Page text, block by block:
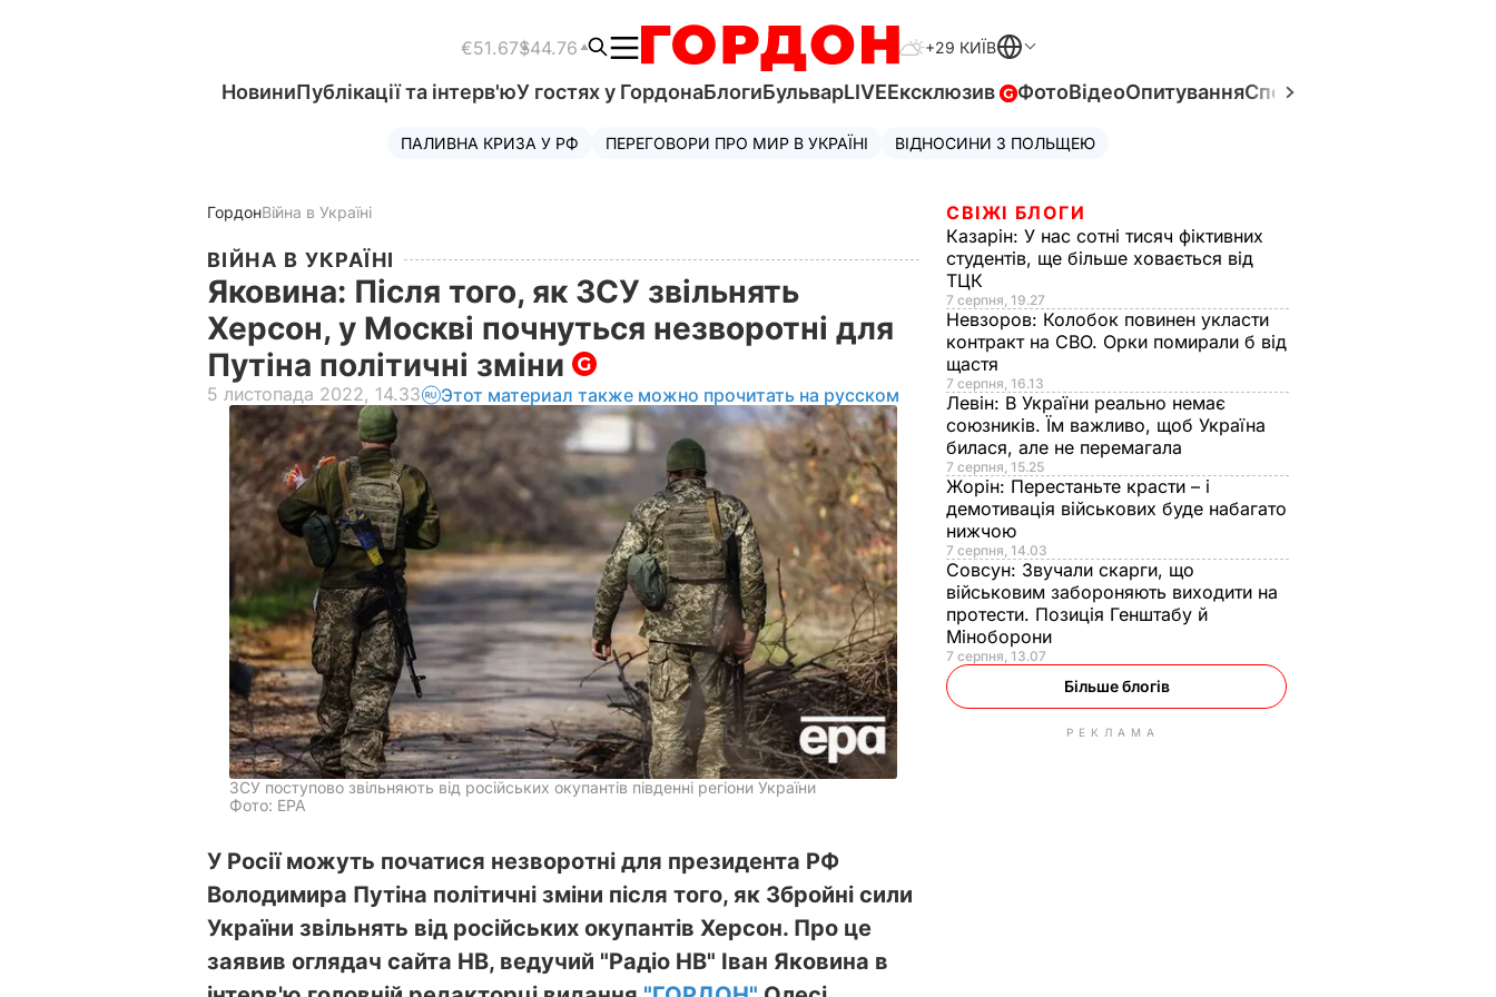
€51.67$44.76 +29 КИЇВ
НовиниПублікації та інтерв'юУ гостях у ГордонаБлогиБульварLIVEЕксклюзив ФотоВідеоОпитуванняСпецпроєкти
ПАЛИВНА КРИЗА У РФ ПЕРЕГОВОРИ ПРО МИР В УКРАЇНІ ВІДНОСИНИ З ПОЛЬЩЕЮ
ГордонВійна в Україні
ВІЙНА В УКРАЇНІ
Яковина: Після того, як ЗСУ звільнять
Херсон, у Москві почнуться незворотні для
Путіна політичні зміни
5 листопада 2022, 14.33 Этот материал также можно прочитать на русском
ЗСУ поступово звільняють від російських окупантів південні регіони України
Фото: EPA
У Росії можуть початися незворотні для президента РФ
Володимира Путіна політичні зміни після того, як Збройні сили
України звільнять від російських окупантів Херсон. Про це
заявив оглядач сайта НВ, ведучий "Радіо НВ" Іван Яковина в
СВІЖІ БЛОГИ
Казарін: У нас сотні тисяч фіктивних
студентів, ще більше ховається від
ТЦК
7 серпня, 19.27
Невзоров: Колобок повинен укласти
контракт на СВО. Орки помирали б від
щастя
7 серпня, 16.13
Левін: В України реально немає
союзників. Їм важливо, щоб Україна
билася, але не перемагала
7 серпня, 15.25
Жорін: Перестаньте красти – і
демотивація військових буде набагато
нижчою
7 серпня, 14.03
Совсун: Звучали скарги, що
військовим забороняють виходити на
протести. Позиція Генштабу й
Міноборони
7 серпня, 13.07
Більше блогів
РЕКЛАМА